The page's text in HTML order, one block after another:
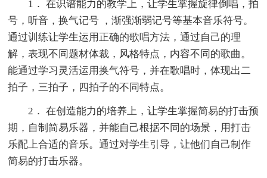
1． 在识谱能力的教学上，让学生掌握旋律倒唱，拍
号，听音，换气记号 ，渐强渐弱记号等基本音乐符号。
通过训练让学生运用正确的歌唱方法，通过自己的理
解，表现不同题材体裁，风格特点，内容不同的歌曲。
能通过学习灵活运用换气符号，并在歌唱时，体现出二
拍子，三拍子，四拍子的不同特点。
2． 在创造能力的培养上，让学生掌握简易的打击预
期，自制简易乐器，并能自己根据不同的场景，用打击
乐配上合适的音乐。通过对学生引导，让他们自己制作
简易的打击乐器。